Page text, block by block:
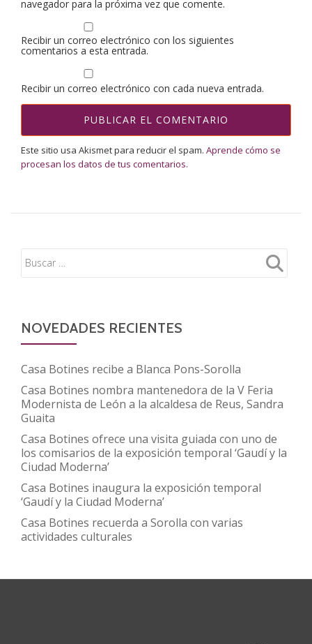
navegador para la próxima vez que comente.
Recibir un correo electrónico con los siguientes
comentarios a esta entrada.
Recibir un correo electrónico con cada nueva entrada.
Este sitio usa Akismet para reducir el spam. Aprende cómo se
procesan los datos de tus comentarios.
NOVEDADES RECIENTES
Casa Botines recibe a Blanca Pons-Sorolla
Casa Botines nombra mantenedora de la V Feria
Modernista de León a la alcaldesa de Reus, Sandra
Guaita
Casa Botines ofrece una visita guiada con uno de
los comisarios de la exposición temporal ‘Gaudí y la
Ciudad Moderna’
Casa Botines inaugura la exposición temporal
‘Gaudí y la Ciudad Moderna’
Casa Botines recuerda a Sorolla con varias
actividades culturales